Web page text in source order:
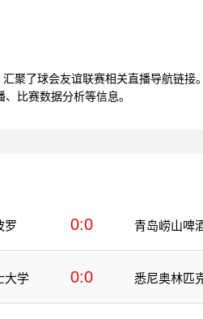
聚了球会友谊联赛相关直播导航链
比赛数据分析等信息。
罗 0:0 青岛崂山啤
大学 0:0 悉尼奥林匹